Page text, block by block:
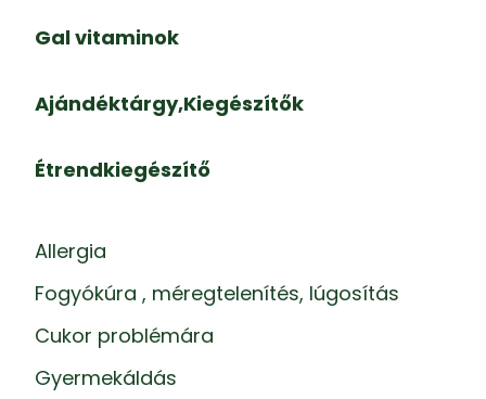
Gal vitaminok
Ajándéktárgy,Kiegészítők
Étrendkiegészítő
Allergia
Fogyókúra , méregtelenítés, lúgosítás
Cukor problémára
Gyermekáldás